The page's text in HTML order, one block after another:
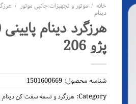
خانه / موتور و تجهیزات جانبی موتور /
دینام
پژو 206
شناسه محصول: 1501600669
Category: هرزگرد و تسمه سفت کن دینام